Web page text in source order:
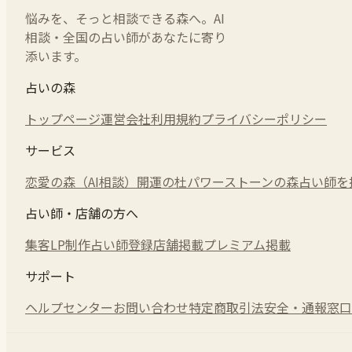
悩みを、そっと相談できる森へ。AI
相談・全国の占い師があなたに寄り
添います。
占いの森
トップページ運営会社利用規約プライバシーポリシー
サービス
恋愛の森（AI相談） 開運の杜パワーストーンの森占い師
占い師・店舗の方へ
集客LP制作占い師登録店舗掲載プレミアム掲載
サポート
ヘルプセンターお問い合わせ特定商取引法安全・通報窓口